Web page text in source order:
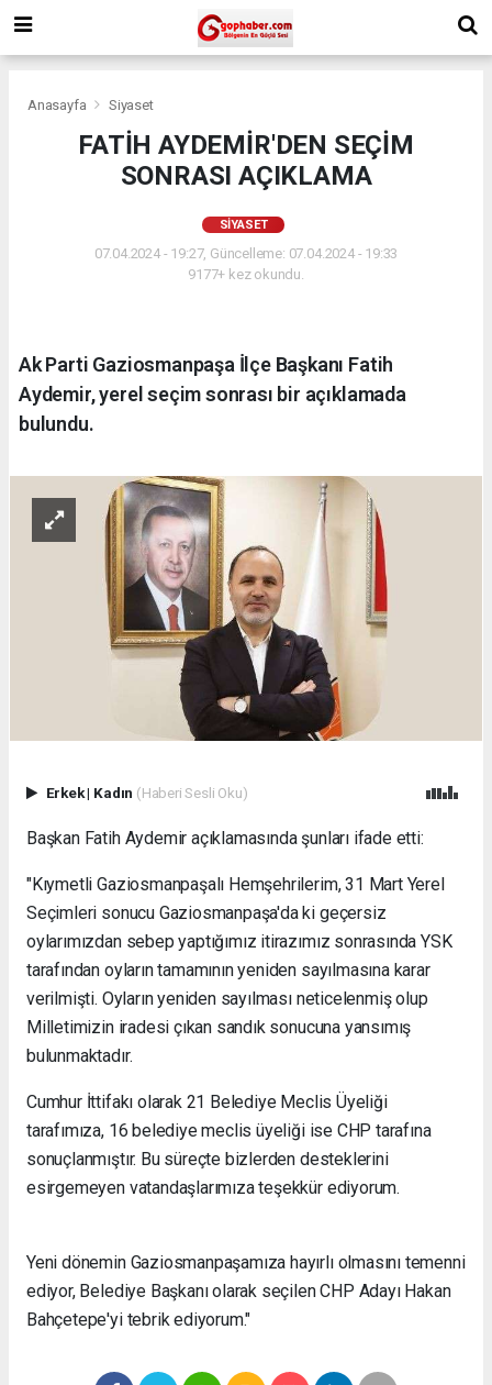
Anasayfa Siyaset
FATİH AYDEMİR'DEN SEÇİM
SONRASI AÇIKLAMA
SIYASET
07.04.2024 - 19:27, Güncelleme: 07.04.2024 - 19:33
9177+ kez okundu.
Ak Parti Gaziosmanpaşa İlçe Başkanı Fatih
Aydemir, yerel seçim sonrası bir açıklamada
bulundu.
Erkek| Kadın (Haberi Sesli Oku)
Başkan Fatih Aydemir açıklamasında şunları ifade etti:
"Kıymetli Gaziosmanpaşalı Hemşehrilerim, 31 Mart Yerel
Seçimleri sonucu Gaziosmanpaşa'da ki geçersiz
oylarımızdan sebep yaptığımız itirazımız sonrasında YSK
tarafından oyların tamamının yeniden sayılmasına karar
verilmişti. Oyların yeniden sayılması neticelenmiş olup
Milletimizin iradesi çıkan sandık sonucuna yansımış
bulunmaktadır.
Cumhur İttifakı olarak 21 Belediye Meclis Üyeliği
tarafımıza, 16 belediye meclis üyeliği ise CHP tarafına
sonuçlanmıştır. Bu süreçte bizlerden desteklerini
esirgemeyen vatandaşlarımıza teşekkür ediyorum.
Yeni dönemin Gaziosmanpaşamıza hayırlı olmasını temenni
ediyor, Belediye Başkanı olarak seçilen CHP Adayı Hakan
Bahçetepe'yi tebrik ediyorum."